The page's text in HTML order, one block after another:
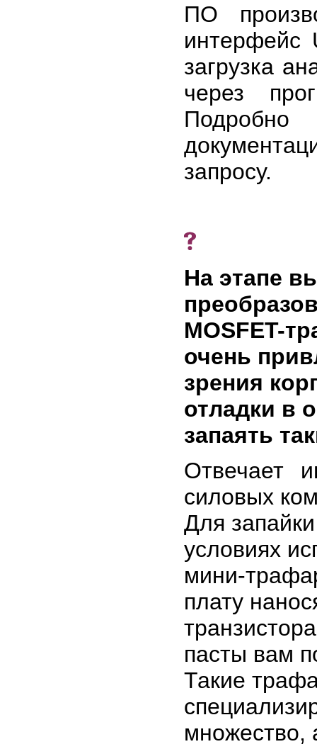
ПО
интерфейс
загрузка
через
запросу.
На этапе
MOSFET-
очень
зрения
отладки в
запаять
Отвечает
силовых
Для
условиях
мини-
плату
пасты вам
Такие
множество,